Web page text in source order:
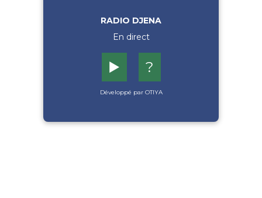
RADIO DJENA
En direct
▶️ ?
Développé par OTIYA